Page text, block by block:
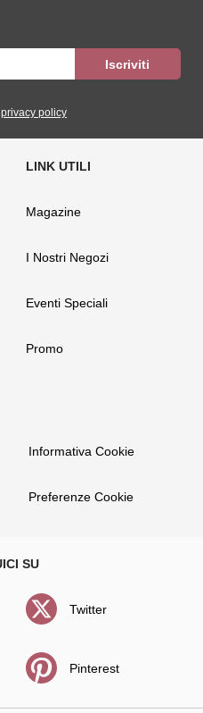
privacy policy
Magazine
I Nostri Negozi
Eventi Speciali
Promo
Informativa Cookie
Preferenze Cookie
Twitter
Pinterest